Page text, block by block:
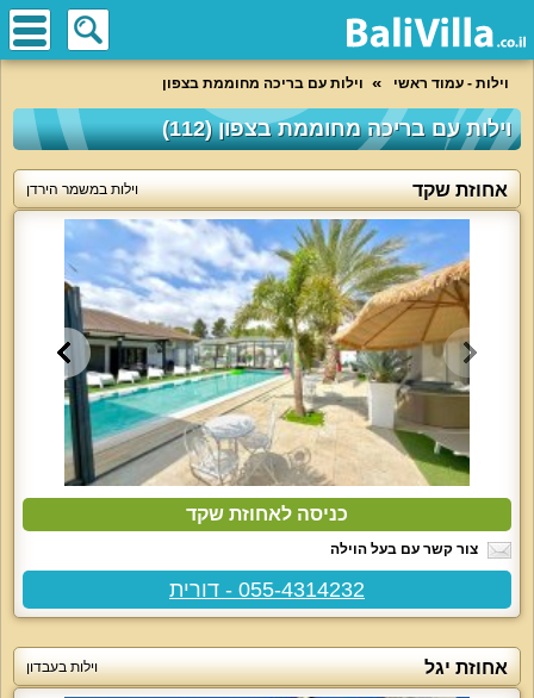
וילות - עמוד ראשי וילות עם בריכה מחוממת בצפון
וילות עם בריכה מחוממת בצפון (112)
אחוזת שקד וילות במשמר הירדן
כניסה לאחוזת שקד
צור קשר עם בעל הוילה
055-4314232 - דורית
אחוזת יגל וילות בעבדון